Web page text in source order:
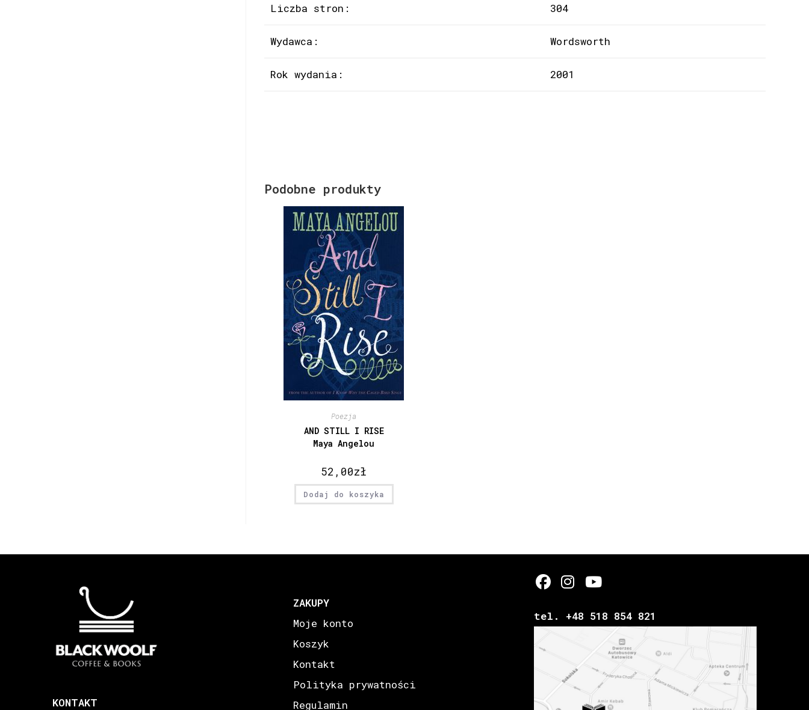
Liczba stron: 304
Wydawca: Wordsworth
Rok wydania: 2001
Podobne produkty
Poezja
AND STILL I RISE
Maya Angelou
52,00zł
Dodaj do koszyka
KONTAKT
ZAKUPY
Moje konto
Koszyk
Kontakt
Polityka prywatności
Regulamin
tel. +48 518 854 821